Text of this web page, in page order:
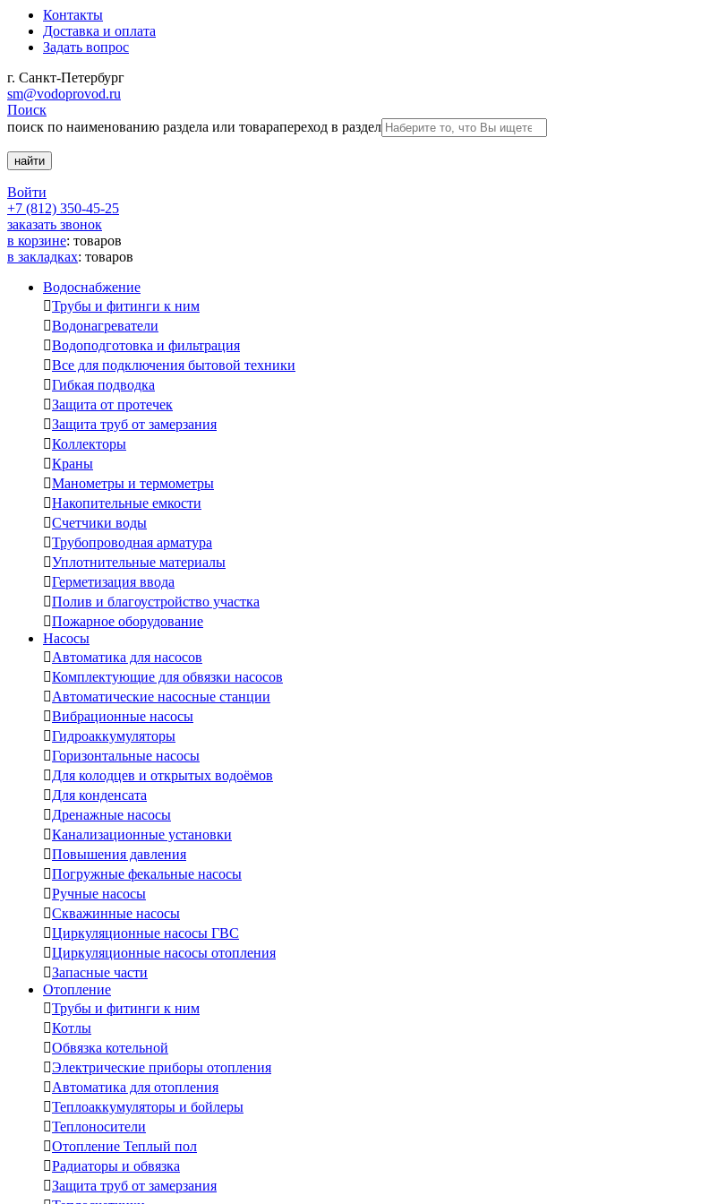
Контакты
Доставка и оплата
Задать вопрос
г. Санкт-Петербург
sm@vodoprovod.ru
Поиск
поиск по наименованию раздела или товарапереход в раздел
Войти
+7 (812) 350-45-25
заказать звонок
в корзине: товаров
в закладках: товаров
Водоснабжение
Трубы и фитинги к ним
Водонагреватели
Водоподготовка и фильтрация
Все для подключения бытовой техники
Гибкая подводка
Защита от протечек
Защита труб от замерзания
Коллекторы
Краны
Манометры и термометры
Накопительные емкости
Счетчики воды
Трубопроводная арматура
Уплотнительные материалы
Герметизация ввода
Полив и благоустройство участка
Пожарное оборудование
Насосы
Автоматика для насосов
Комплектующие для обвязки насосов
Автоматические насосные станции
Вибрационные насосы
Гидроаккумуляторы
Горизонтальные насосы
Для колодцев и открытых водоёмов
Для конденсата
Дренажные насосы
Канализационные установки
Повышения давления
Погружные фекальные насосы
Ручные насосы
Скважинные насосы
Циркуляционные насосы ГВС
Циркуляционные насосы отопления
Запасные части
Отопление
Трубы и фитинги к ним
Котлы
Обвязка котельной
Электрические приборы отопления
Автоматика для отопления
Теплоаккумуляторы и бойлеры
Теплоносители
Отопление Теплый пол
Радиаторы и обвязка
Защита труб от замерзания